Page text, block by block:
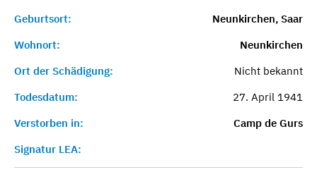
Geburtsort:
Neunkirchen, Saar
Wohnort:
Neunkirchen
Ort der Schädigung:
Nicht bekannt
Todesdatum:
27. April 1941
Verstorben in:
Camp de Gurs
Signatur LEA: